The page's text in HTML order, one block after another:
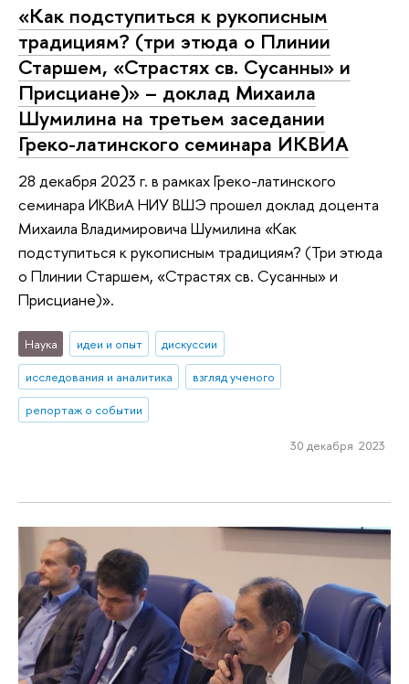
«Как подступиться к рукописным
традициям? (три этюда о Плинии
Старшем, «Страстях св. Сусанны» и
Присциане)» – доклад Михаила
Шумилина на третьем заседании
Греко-латинского семинара ИКВИА
28 декабря 2023 г. в рамках Греко-латинского
семинара ИКВиА НИУ ВШЭ прошел доклад доцента
Михаила Владимировича Шумилина «Как
подступиться к рукописным традициям? (Три этюда
о Плинии Старшем, «Страстях св. Сусанны» и
Присциане)».
Наука идеи и опыт
дискуссии
исследования и аналитика
взгляд ученого
репортаж о событии
30 декабря 2023